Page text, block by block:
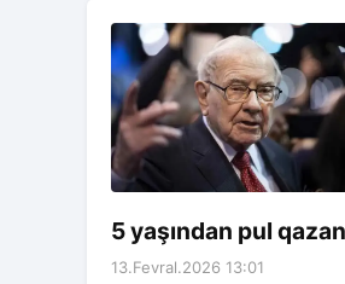
5 yaşından pul
13.Fevral.2026 13:01